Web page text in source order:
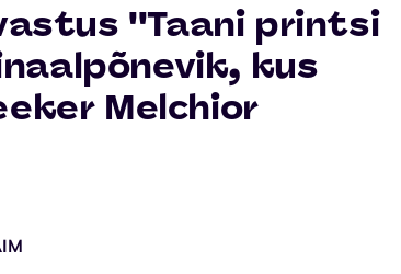
''Taani printsi
kus
Melchior